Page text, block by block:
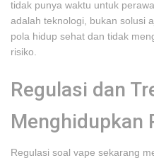
tidak punya waktu untuk
adalah teknologi, bukan solusi
pola hidup sehat dan tidak
risiko.
Regulasi dan
Menghidupkan
Regulasi soal vape sekarang